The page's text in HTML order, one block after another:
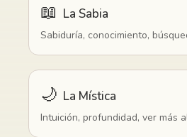
📖 La Sabia
Sabiduría, conocimiento,
🌙 La Mística
Intuición, profundidad, ver más